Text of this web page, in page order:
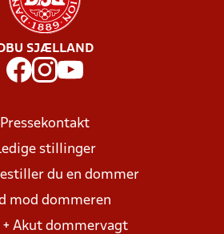
DBU SJÆLLAND
Pressekontakt
stillinger
du en dommer
mod dommeren
+ Akut dommervagt